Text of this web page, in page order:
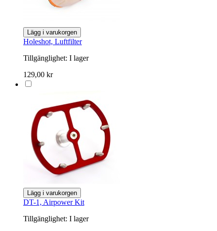
Lägg i varukorgen
Holeshot, Luftfilter
Tillgänglighet: I lager
129,00 kr
Lägg i varukorgen
DT-1, Airpower Kit
Tillgänglighet: I lager